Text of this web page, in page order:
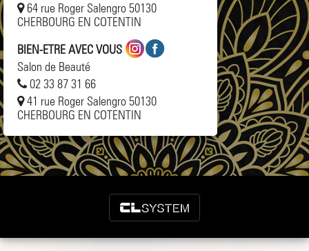
64 rue Roger Salengro 50130
CHERBOURG EN COTENTIN
BIEN-ETRE AVEC VOUS
Salon de Beauté
02 33 87 31 66
41 rue Roger Salengro 50130
CHERBOURG EN COTENTIN